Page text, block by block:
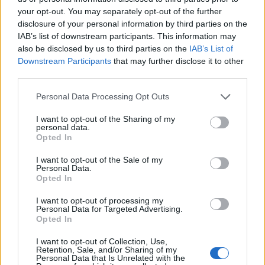
your opt-out. You may separately opt-out of the further
disclosure of your personal information by third parties on the
IAB’s list of downstream participants. This information may
also be disclosed by us to third parties on the IAB’s List of
Downstream Participants that may further disclose it to other
Personal Data Processing Opt Outs
I want to opt-out of the Sharing of my
personal data.
Opted In
I want to opt-out of the Sale of my
Personal Data.
Opted In
I want to opt-out of processing my
Personal Data for Targeted Advertising.
Opted In
I want to opt-out of Collection, Use,
Retention, Sale, and/or Sharing of my
Personal Data that Is Unrelated with the
създаде нови жизнеспособни вируси
07.08.2026 / 15:30